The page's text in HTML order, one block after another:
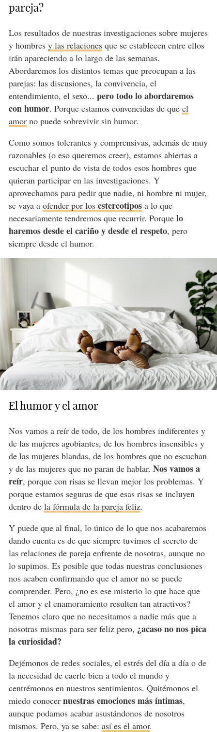
pareja?
Los resultados de nuestras investigaciones sobre mujeres
y hombres y las relacionesque se establecen entre ellos
irán apareciendo a lo largo de las semanas.
Abordaremos los distintos temas que preocupan a las
parejas: las discusiones, la convivencia, el
entendimiento, el sexo... pero todo lo abordaremos
con humor. Porque estamos convencidas de que el
amorno puede sobrevivir sin humor.
Como somos tolerantes y comprensivas, además de muy
razonables (o eso queremos creer), estamos abiertas a
escuchar el punto de vista de todos esos hombres que
quieran participar en las investigaciones. Y
aprovechamos para pedir que nadie, ni hombre ni mujer,
se vaya a ofender por los estereotiposa lo que
necesariamente tendremos que recurrir. Porquelo
haremos desde el cariño y desde el respeto, pero
siempre desde el humor.
El humor y el amor
Nos vamos a reír de todo, de los hombres indiferentes y
de las mujeres agobiantes, de los hombres insensibles y
de las mujeres blandas, de los hombres que no escuchan
y de las mujeres que no paran de hablar. Nos vamos a
reír, porque con risas se llevan mejor los problemas. Y
porque estamos seguras de que esas risas se incluyen
dentro de la fórmula de la pareja feliz.
Y puede que al final, lo único de lo que nos acabaremos
dando cuenta es de que siempre tuvimos el secreto de
las relaciones de pareja enfrente de nosotras, aunque no
lo supimos. Es posible que todas nuestras conclusiones
nos acaben confirmando que el amor no se puede
comprender. Pero, ¿no es ese misterio lo que hace que
el amor y el enamoramiento resulten tan atractivos?
Tenemos claro que no necesitamos a nadie más que a
nosotras mismas para ser feliz pero, ¿acaso no nos pica
la curiosidad?
Dejémonos de redes sociales, el estrés del día a día o de
la necesidad de caerle bien a todo el mundo y
centrémonos en nuestros sentimientos. Quitémonos el
miedo conocer nuestras emociones más íntimas,
aunque podamos acabar asustándonos de nosotros
mismos. Pero, ya se sabe: así es el amor.